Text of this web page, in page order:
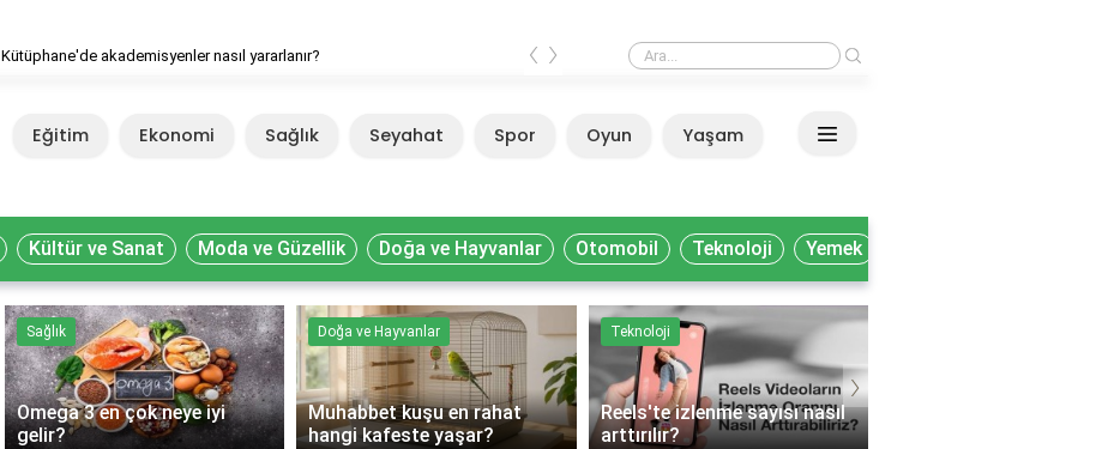
Milli Kütüphane'de akademisyenler nasıl yararlanır? Nitelikli işçi ne iş yapar?
‹ ›
Eğitim Ekonomi Sağlık Seyahat Spor Oyun Yaşam
Kültür ve Sanat Moda ve Güzellik Doğa ve Hayvanlar Otomobil Teknoloji Yemek
Sağlık
Omega 3 en çok neye iyi
gelir?
Doğa ve Hayvanlar
Muhabbet kuşu en rahat
hangi kafeste yaşar?
Teknoloji
Reels'te izlenme sayısı nasıl
arttırılır?
›